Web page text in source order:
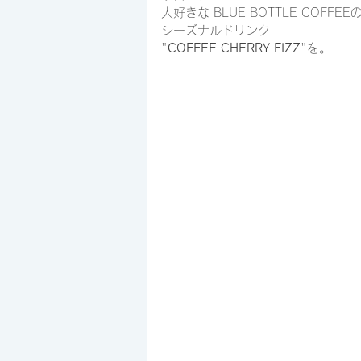
大好きな BLUE BOTTLE COFFEE
シーズナルドリンク
"COFFEE CHERRY FIZZ "を。